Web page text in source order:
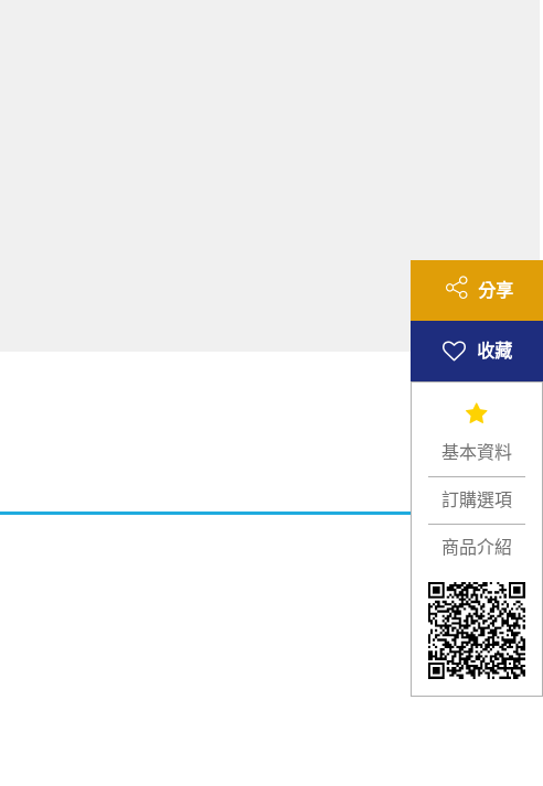
分享
基本資料
訂購選項
商品介紹